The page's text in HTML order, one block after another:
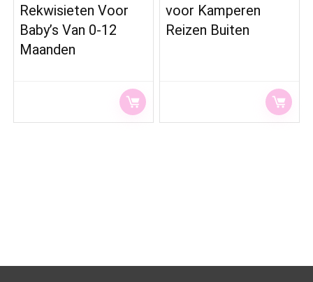
Rekwisieten Voor
Baby’s Van 0-12
Maanden
voor Kamperen
Reizen Buiten